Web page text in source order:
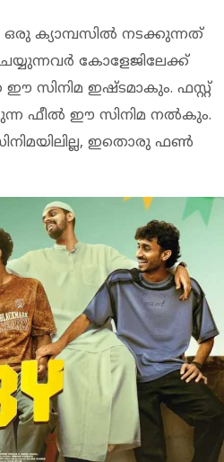
ക്യാമ്പസിൽ നടക്കുന്നത്
കോളേജിലേക്ക്
സിനിമ ഇഷ്ടമാകും. ഫസ്റ്റ്
ഫീൽ ഈ സിനിമ നൽകും.
ഇതൊരു ഫൺ